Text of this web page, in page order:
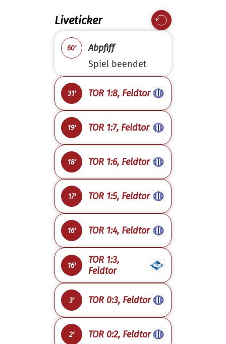
Liveticker
60'
Abpfiff
Spiel beendet
31' TOR 1:8, Feldtor
19' TOR 1:7, Feldtor
18' TOR 1:6, Feldtor
17' TOR 1:5, Feldtor
16' TOR 1:4, Feldtor
16'
TOR 1:3,
Feldtor
3' TOR 0:3, Feldtor
2' TOR 0:2, Feldtor